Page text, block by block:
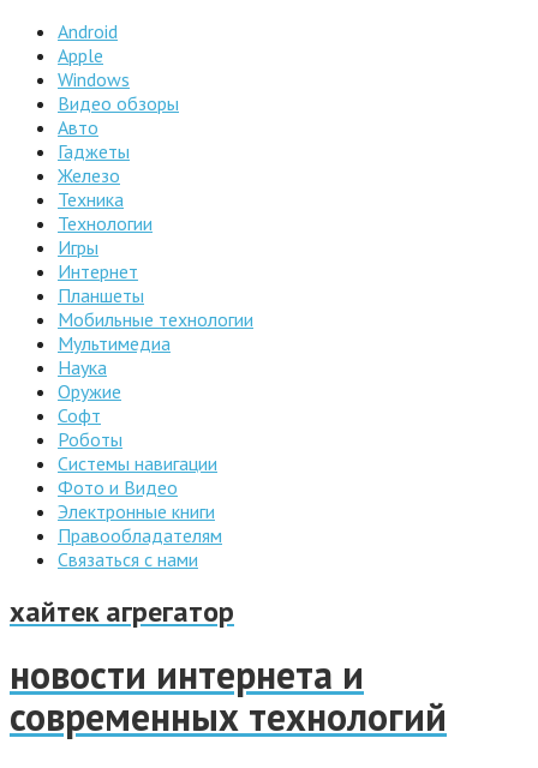
Android
Apple
Windows
Видео обзоры
Авто
Гаджеты
Железо
Техника
Технологии
Игры
Интернет
Планшеты
Мобильные технологии
Мультимедиа
Наука
Оружие
Софт
Роботы
Системы навигации
Фото и Видео
Электронные книги
Правообладателям
Связаться с нами
хайтек агрегатор
новости интернета и
современных технологий